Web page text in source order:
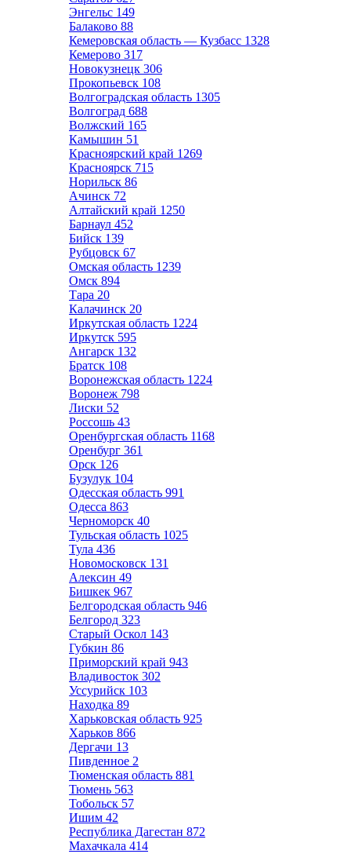
Энгельс 149
Балаково 88
Кемеровская область — Кузбасс 1328
Кемерово 317
Новокузнецк 306
Прокопьевск 108
Волгоградская область 1305
Волгоград 688
Волжский 165
Камышин 51
Красноярский край 1269
Красноярск 715
Норильск 86
Ачинск 72
Алтайский край 1250
Барнаул 452
Бийск 139
Рубцовск 67
Омская область 1239
Омск 894
Тара 20
Калачинск 20
Иркутская область 1224
Иркутск 595
Ангарск 132
Братск 108
Воронежская область 1224
Воронеж 798
Лиски 52
Россошь 43
Оренбургская область 1168
Оренбург 361
Орск 126
Бузулук 104
Одесская область 991
Одесса 863
Черноморск 40
Тульская область 1025
Тула 436
Новомосковск 131
Алексин 49
Бишкек 967
Белгородская область 946
Белгород 323
Старый Оскол 143
Губкин 86
Приморский край 943
Владивосток 302
Уссурийск 103
Находка 89
Харьковская область 925
Харьков 866
Дергачи 13
Пивденное 2
Тюменская область 881
Тюмень 563
Тобольск 57
Ишим 42
Республика Дагестан 872
Махачкала 414